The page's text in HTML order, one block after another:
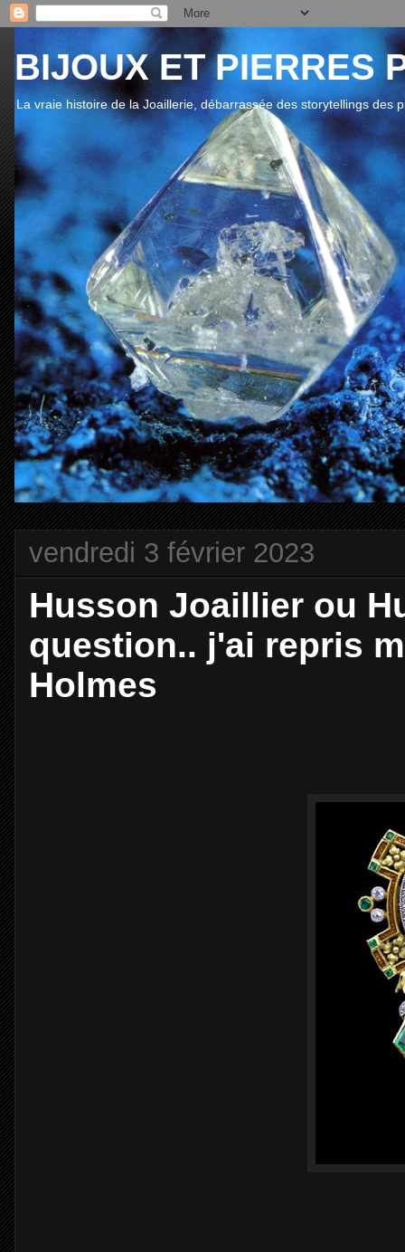
BIJOUX ET PIERRES
La vraie histoire de la Joaillerie, débarrassée des storytellings des
vendredi 3 février 2023
Husson Joaillier ou
question.. j'ai repris
Holmes